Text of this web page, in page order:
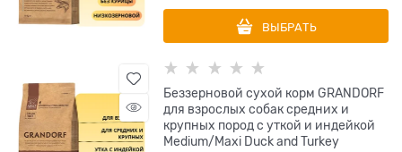
ВЫБРАТЬ
Беззерновой cухой корм GRANDORF
для взрослых собак средних и
крупных пород с уткой и индейкой
Medium/Maxi Duck and Turkey